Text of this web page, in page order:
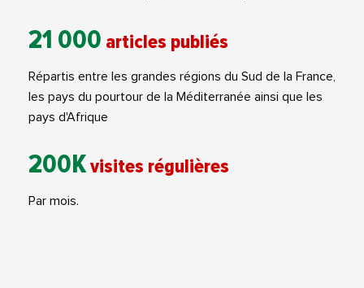
21 000 articles publiés
Répartis entre les grandes régions du Sud de la France,
les pays du pourtour de la Méditerranée ainsi que les
pays d'Afrique
200Kvisites régulières
Par mois.